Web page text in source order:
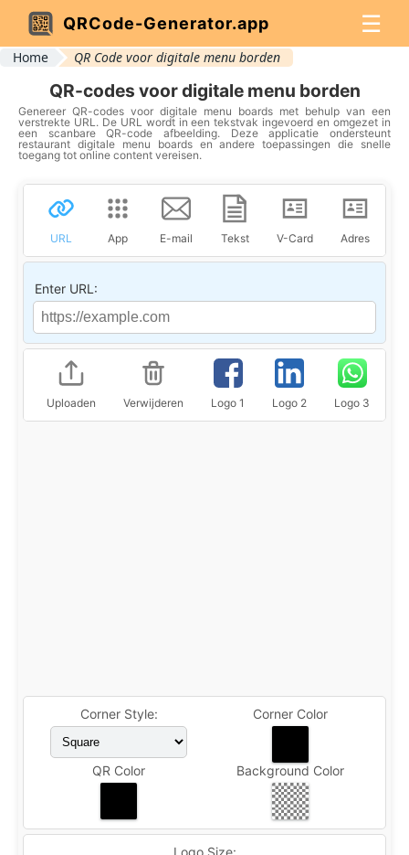
QRCode-Generator.app ☰
Home QR Code voor digitale menu borden
QR-codes voor digitale menu borden
Genereer QR-codes voor digitale menu boards met behulp van een
verstrekte URL. De URL wordt in een tekstvak ingevoerd en omgezet in
een scanbare QR-code afbeelding. Deze applicatie ondersteunt
restaurant digitale menu boards en andere toepassingen die snelle
toegang tot online content vereisen.
URL App E-mail Tekst V-Card Adres
Enter URL:
Uploaden Verwijderen Logo 1 Logo 2 Logo 3
Corner Style: Corner Color
QR Color Background Color
Logo Size: